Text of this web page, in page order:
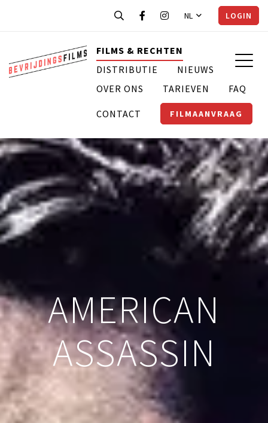
NL LOGIN
FILMS & RECHTEN
DISTRIBUTIE
NIEUWS
OVER ONS
TARIEVEN FAQ
CONTACT FILMAANVRAAG
AMERICAN
ASSASSIN